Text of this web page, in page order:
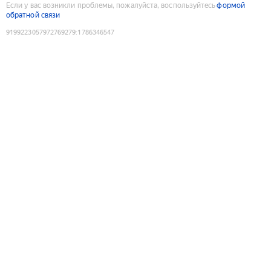
Если у вас возникли проблемы, пожалуйста, воспользуйтесьформой
обратной связи
9199223057972769279:1786346547